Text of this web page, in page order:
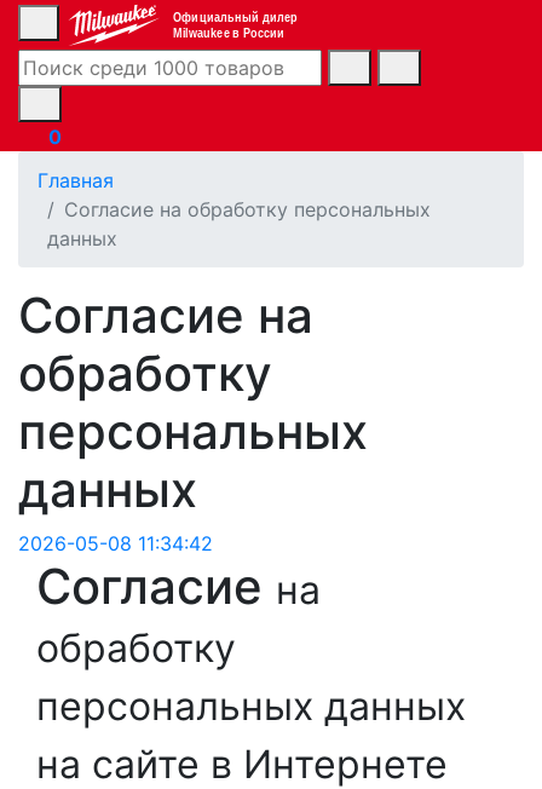
Официальный дилер
Milwaukee в России
0
Главная
Согласие на обработку персональных
данных
Согласие на
обработку
персональных
данных
2026-05-08 11:34:42
Согласие на
обработку
персональных данных
на сайте в Интернете